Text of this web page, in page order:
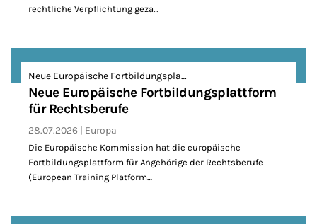
rechtliche Verpflichtung geza…
Neue Europäische Fortbildungspla…
Neue Europäische Fortbildungsplattform
für Rechtsberufe
28.07.2026 Europa
Die Europäische Kommission hat die europäische
Fortbildungsplattform für Angehörige der Rechtsberufe
(European Training Platform…